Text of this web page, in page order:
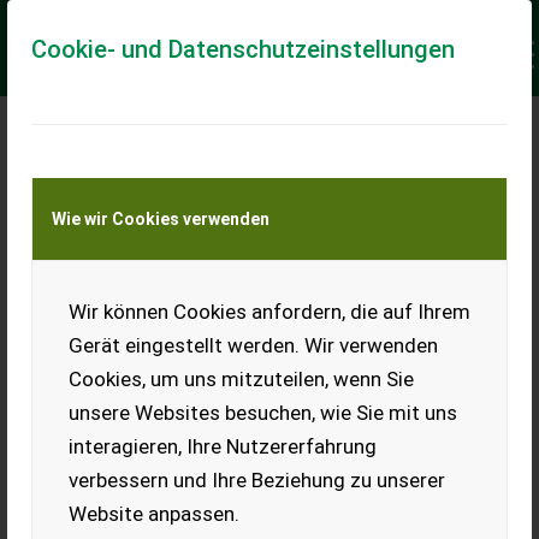
Cookie- und Datenschutzeinstellungen
Wie wir Cookies verwenden
Wir können Cookies anfordern, die auf Ihrem
Gerät eingestellt werden. Wir verwenden
Cookies, um uns mitzuteilen, wenn Sie
unsere Websites besuchen, wie Sie mit uns
interagieren, Ihre Nutzererfahrung
verbessern und Ihre Beziehung zu unserer
Website anpassen.
Keine Anfrage Möglich!
Jetzt Finanzierungsangebot
anfordern
unverbindlich & kostenlos!
Finanzierungsbetrag*